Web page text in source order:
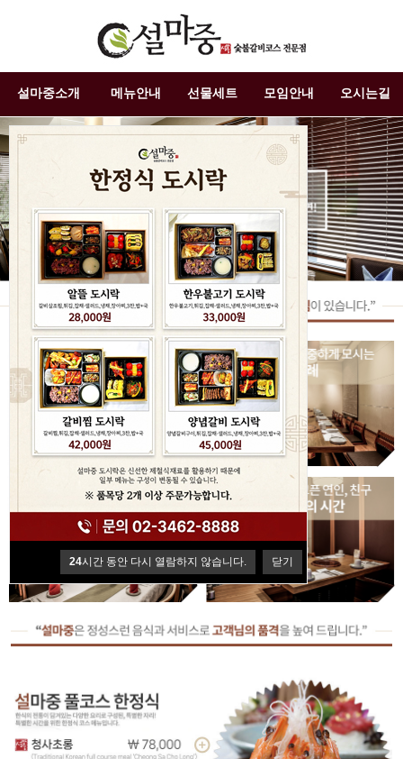
설마중소개 메뉴안내 선물세트 모임안내 오시는길
24시간 동안 다시 열람하지 않습니다. 닫기